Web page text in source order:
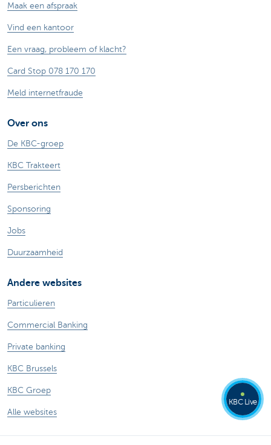
Maak een afspraak
Vind een kantoor
Een vraag, probleem of klacht?
Card Stop 078 170 170
Meld internetfraude
Over ons
De KBC-groep
KBC Trakteert
Persberichten
Sponsoring
Jobs
Duurzaamheid
Andere websites
Particulieren
Commercial Banking
Private banking
KBC Brussels
KBC Groep
Alle websites
KBC Live